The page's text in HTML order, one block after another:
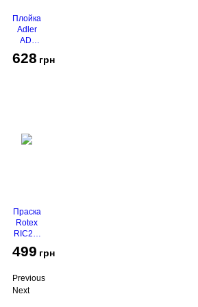
Плойка
Adler
AD-
628 грн
Праска
Rotex
RIC21-
Super
499 грн
Previous
Next